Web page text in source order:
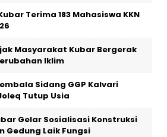
Terima 183 Mahasiswa KKN
Masyarakat Kubar Bergerak
Iklim
Sidang GGP Kalvari
Tutup Usia
Gelar Sosialisasi Konstruksi
Gedung Laik Fungsi